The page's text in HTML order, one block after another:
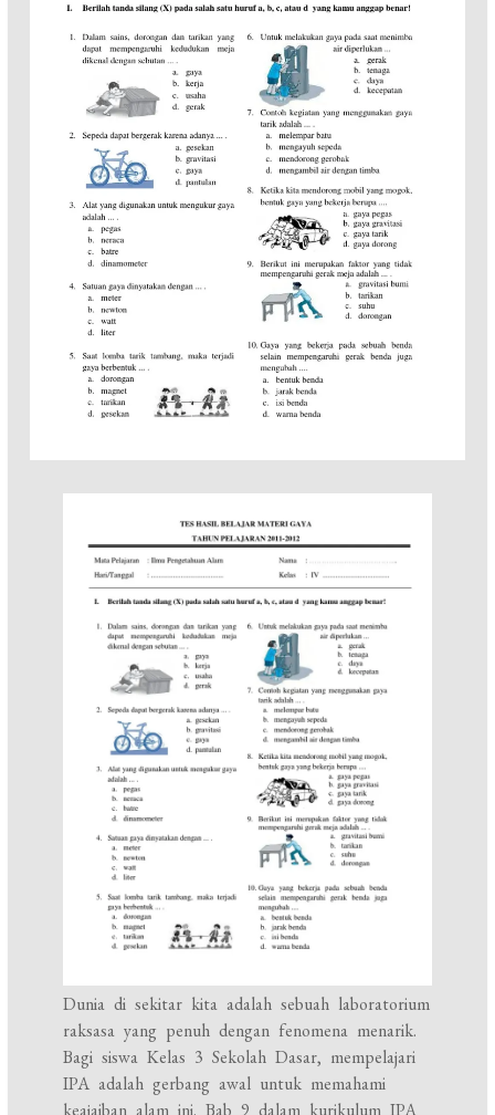
Dunia di sekitar kita adalah sebuah laboratorium
raksasa yang penuh dengan fenomena menarik.
Bagi siswa Kelas 3 Sekolah Dasar, mempelajari
IPA adalah gerbang awal untuk memahami
keajaiban alam ini. Bab 9 dalam kurikulum IPA